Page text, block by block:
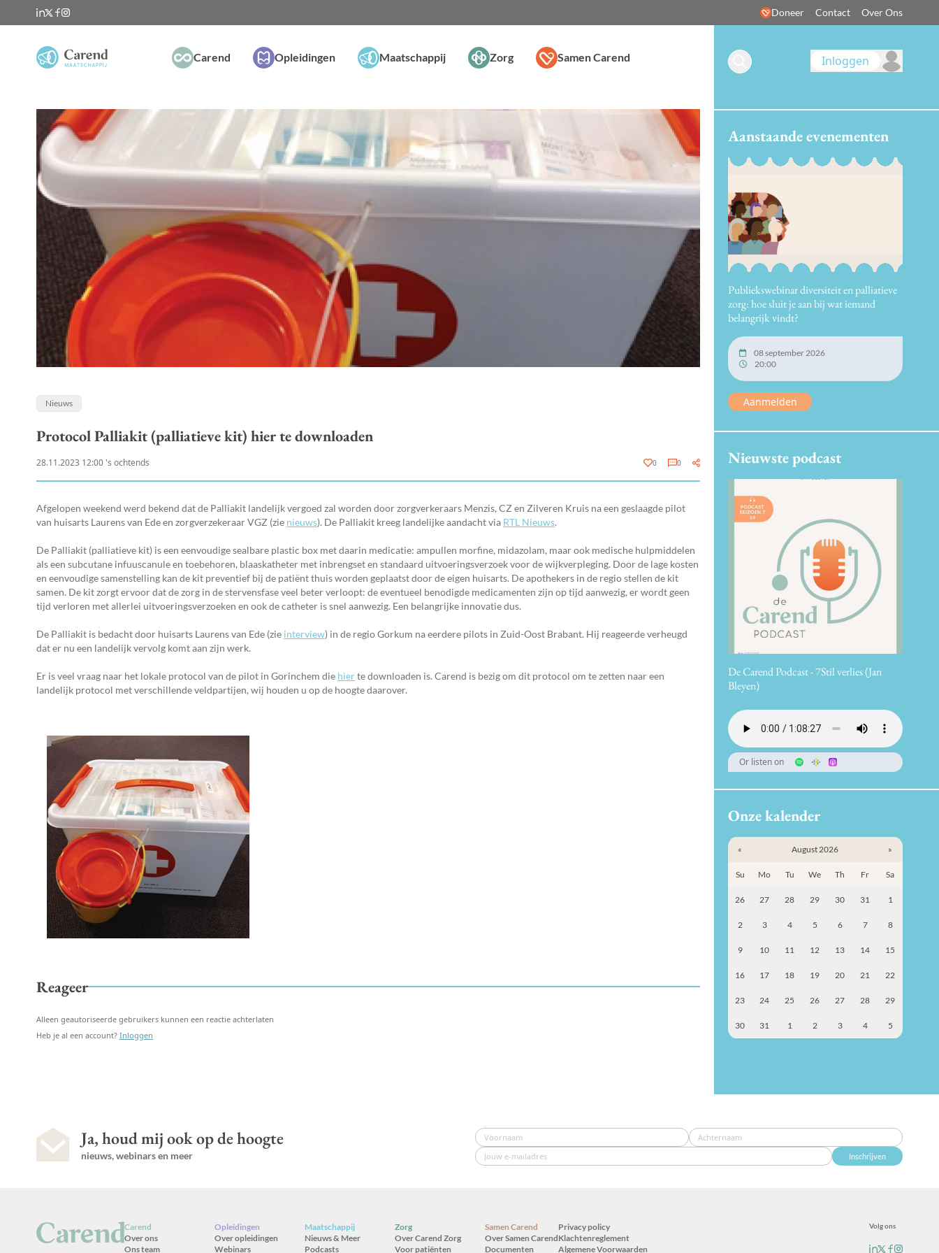
Doneer Contact Over Ons
Carend Opleidingen Maatschappij Zorg Samen Carend
Nieuws
Protocol Palliakit (palliatieve kit) hier te downloaden
28.11.2023 12:00 's ochtends 0 0
Afgelopen weekend werd bekend dat de Palliakit landelijk vergoed zal worden door zorgverkeraars Menzis, CZ en Zilveren Kruis na een geslaagde pilot
van huisarts Laurens van Ede en zorgverzekeraar VGZ (zie nieuws). De Palliakit kreeg landelijke aandacht via RTL Nieuws.
De Palliakit (palliatieve kit) is een eenvoudige sealbare plastic box met daarin medicatie: ampullen morfine, midazolam, maar ook medische hulpmiddelen
als een subcutane infuuscanule en toebehoren, blaaskatheter met inbrengset en standaard uitvoeringsverzoek voor de wijkverpleging. Door de lage kosten
en eenvoudige samenstelling kan de kit preventief bij de patiënt thuis worden geplaatst door de eigen huisarts. De apothekers in de regio stellen de kit
samen. De kit zorgt ervoor dat de zorg in de stervensfase veel beter verloopt: de eventueel benodigde medicamenten zijn op tijd aanwezig, er wordt geen
tijd verloren met allerlei uitvoeringsverzoeken en ook de catheter is snel aanwezig. Een belangrijke innovatie dus.
De Palliakit is bedacht door huisarts Laurens van Ede (zie interview) in de regio Gorkum na eerdere pilots in Zuid-Oost Brabant. Hij reageerde verheugd
dat er nu een landelijk vervolg komt aan zijn werk.
Er is veel vraag naar het lokale protocol van de pilot in Gorinchem die hierte downloaden is. Carend is bezig om dit protocol om te zetten naar een
landelijk protocol met verschillende veldpartijen, wij houden u op de hoogte daarover.
Reageer
Alleen geautoriseerde gebruikers kunnen een reactie achterlaten
Heb je al een account? Inloggen
Inloggen
Aanstaande evenementen
Publiekswebinar diversiteit en palliatieve
zorg: hoe sluit je aan bij wat iemand
belangrijk vindt?
08 september 2026
20:00
Aanmelden
Nieuwste podcast
De Carend Podcast - 7Stil verlies (Jan
Bleyen)
Or listen on
Onze kalender
« August 2026 »
Su Mo Tu We Th Fr Sa
26 27 28 29 30 31 1
2 3 4 5 6 7 8
9 10 11 12 13 14 15
16 17 18 19 20 21 22
23 24 25 26 27 28 29
30 31 1 2 3 4 5
Ja, houd mij ook op de hoogte
nieuws, webinars en meer Inschrijven
Carend
Over ons
Ons team
Opleidingen
Over opleidingen
Webinars
Maatschappij
Nieuws & Meer
Podcasts
Zorg
Over Carend Zorg
Voor patiënten
Samen Carend
Over Samen Carend
Documenten
Volg ons
Privacy policy
Klachtenreglement
Algemene Voorwaarden